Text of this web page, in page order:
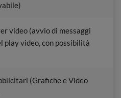
video (avvio di messaggi
play video, con possibilità
(Grafiche e Video